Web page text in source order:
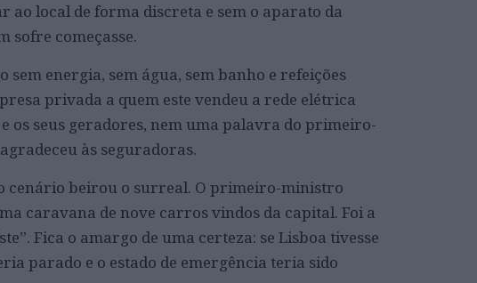
ao local de forma discreta e sem o aparato da
sofre começasse.
sem energia, sem água, sem banho e refeições
privada a quem este vendeu a rede elétrica
os seus geradores, nem uma palavra do primeiro-
às seguradoras.
cenário beirou o surreal. O primeiro-ministro
caravana de nove carros vindos da capital. Foi a
Fica o amargo de uma certeza: se Lisboa tivesse
parado e o estado de emergência teria sido